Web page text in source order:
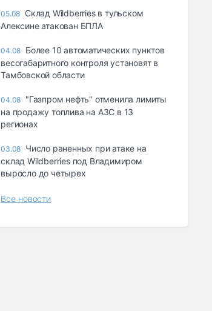
05.08 Склад Wildberries в тульском
Алексине атакован БПЛА
04.08 Более 10 автоматических пунктов
весогабаритного контроля установят в
Тамбовской области
04.08 "Газпром нефть" отменила лимиты
на продажу топлива на АЗС в 13
регионах
03.08 Число раненных при атаке на
склад Wildberries под Владимиром
выросло до четырех
Все новости